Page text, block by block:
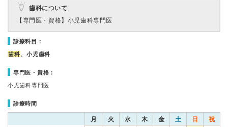
歯科について
【専門医・資格】 小児歯科専門医
診療科目：
歯科、小児歯科
専門医・資格：
小児歯科専門医
診療時間
月 火 水 木 金 土 日 祝